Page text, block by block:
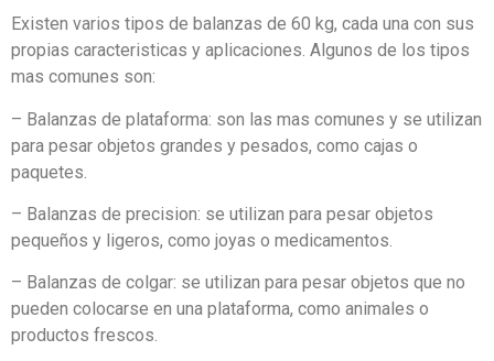
Existen varios tipos de balanzas de 60 kg, cada una con sus
propias caracteristicas y aplicaciones. Algunos de los tipos
mas comunes son:
– Balanzas de plataforma: son las mas comunes y se utilizan
para pesar objetos grandes y pesados, como cajas o
paquetes.
– Balanzas de precision: se utilizan para pesar objetos
pequeños y ligeros, como joyas o medicamentos.
– Balanzas de colgar: se utilizan para pesar objetos que no
pueden colocarse en una plataforma, como animales o
productos frescos.